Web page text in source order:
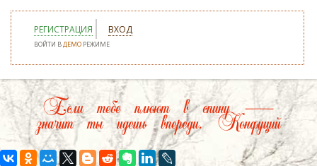
РЕГИСТРАЦИЯ ВХОД
ВОЙТИ ВДЕМО РЕЖИМЕ
Если тебе плюют в спину —
значит ты идешь впереди. Конфуций